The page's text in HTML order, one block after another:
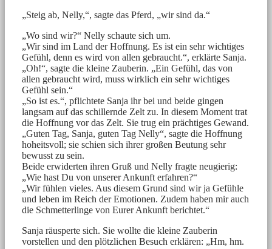
„Steig ab, Nelly,“, sagte das Pferd, „wir sind da.“
„Wo sind wir?“ Nelly schaute sich um.
„Wir sind im Land der Hoffnung. Es ist ein sehr wichtiges
Gefühl, denn es wird von allen gebraucht.“, erklärte Sanja.
„Oh!“, sagte die kleine Zauberin. „Ein Gefühl, das von
allen gebraucht wird, muss wirklich ein sehr wichtiges
Gefühl sein.“
„So ist es.“, pflichtete Sanja ihr bei und beide gingen
langsam auf das schillernde Zelt zu. In diesem Moment trat
die Hoffnung vor das Zelt. Sie trug ein prächtiges Gewand.
„Guten Tag, Sanja, guten Tag Nelly“, sagte die Hoffnung
hoheitsvoll; sie schien sich ihrer großen Beutung sehr
bewusst zu sein.
Beide erwiderten ihren Gruß und Nelly fragte neugierig:
„Wie hast Du von unserer Ankunft erfahren?“
„Wir fühlen vieles. Aus diesem Grund sind wir ja Gefühle
und leben im Reich der Emotionen. Zudem haben mir auch
die Schmetterlinge von Eurer Ankunft berichtet.“
Sanja räusperte sich. Sie wollte die kleine Zauberin
vorstellen und den plötzlichen Besuch erklären: „Hm, hm.